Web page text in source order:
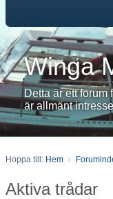
Winga
Detta är ett
är allmänt
Hoppa till: Hem
Aktiva trådar